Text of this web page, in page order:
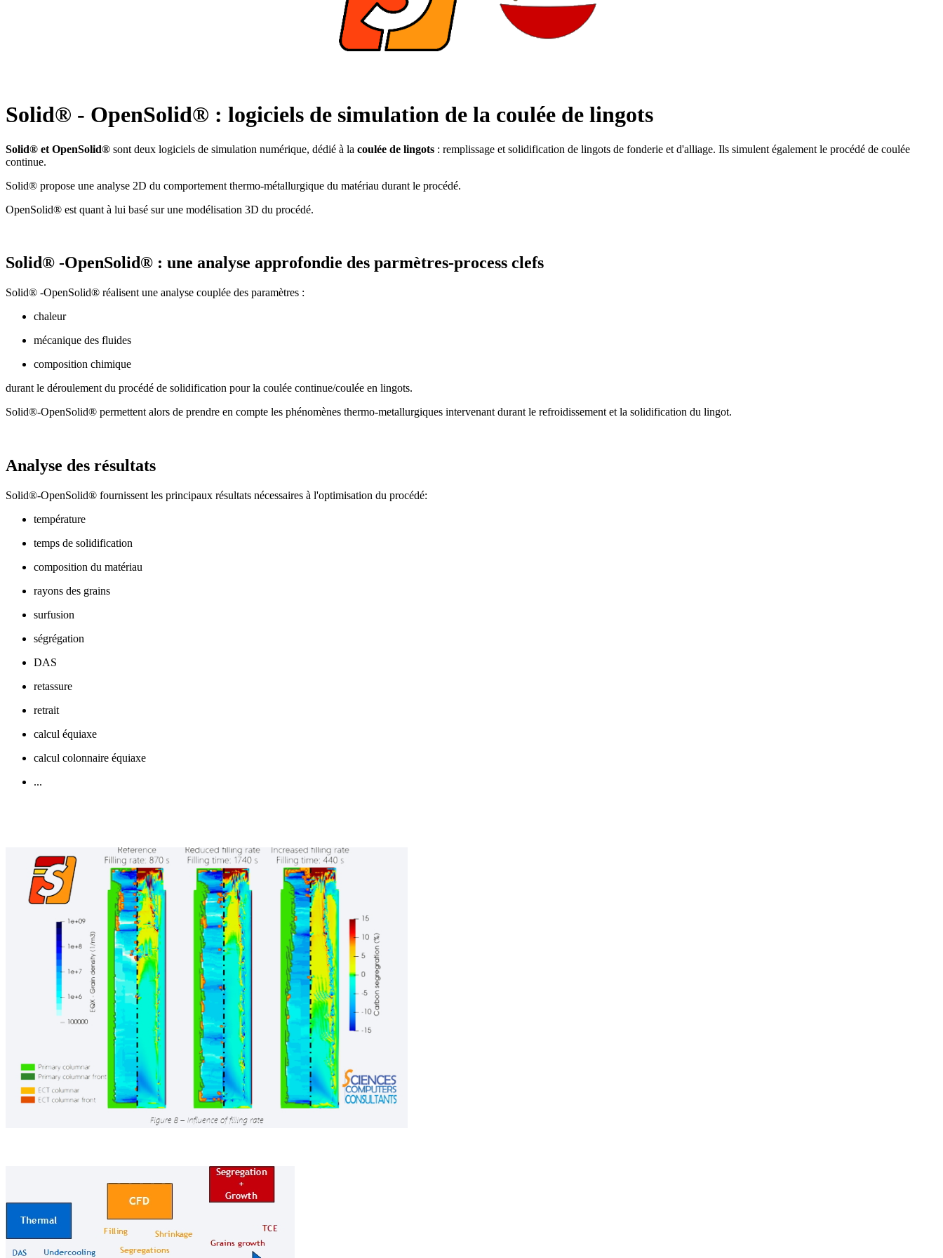
Solid® - OpenSolid® : logiciels de simulation de la coulée de lingots
Solid® et OpenSolid® sont deux logiciels de simulation numérique, dédié à la coulée de lingots : remplissage et solidification de lingots de fonderie et d'alliage. Ils simulent également le procédé de coulée
continue.
Solid® propose une analyse 2D du comportement thermo-métallurgique du matériau durant le procédé.
OpenSolid® est quant à lui basé sur une modélisation 3D du procédé.
Solid® -OpenSolid® : une analyse approfondie des parmètres-process clefs
Solid® -OpenSolid® réalisent une analyse couplée des paramètres :
chaleur
mécanique des fluides
composition chimique
durant le déroulement du procédé de solidification pour la coulée continue/coulée en lingots.
Solid®-OpenSolid® permettent alors de prendre en compte les phénomènes thermo-metallurgiques intervenant durant le refroidissement et la solidification du lingot.
Analyse des résultats
Solid®-OpenSolid® fournissent les principaux résultats nécessaires à l'optimisation du procédé:
température
temps de solidification
composition du matériau
rayons des grains
surfusion
ségrégation
DAS
retassure
retrait
calcul équiaxe
calcul colonnaire équiaxe
...